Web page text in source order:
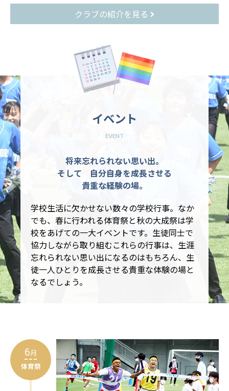
クラブの紹介を見る
イベント
EVENT
将来忘れられない思い出。
そして 自分自身を成長させる
貴重な経験の場。
学校生活に欠かせない数々の学校行事。なか
でも、春に行われる体育祭と秋の大成祭は学
校をあげての一大イベントです。生徒同士で
協力しながら取り組むこれらの行事は、生涯
忘れられない思い出になるのはもちろん、生
徒一人ひとりを成長させる貴重な体験の場と
なるでしょう。
6月
体育祭